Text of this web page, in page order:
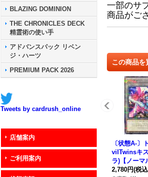
BLAZING DOMINION
THE CHRONICLES DECK
精霊術の使い手
アドバンスパック リベン
ジ・ハーツ
PREMIUM PACK 2026
Tweets by cardrush_online
店舗案内
ご利用案内
一部のサ
商品がご
この商品を
〔状態A-〕
vilTwinsキ
ラ)【ノーマ
ル】{SSTK-
2,780円(税